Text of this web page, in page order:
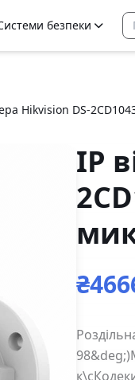
безпеки
Hikvision DS-
IP